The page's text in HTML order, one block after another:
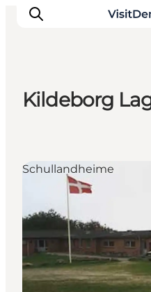
Unterkünfte
Reiseplanung
Kildeborg
Schullandheime